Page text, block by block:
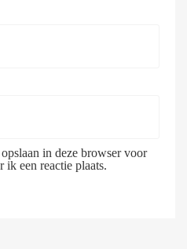
in deze browser voor
ik een reactie plaats.